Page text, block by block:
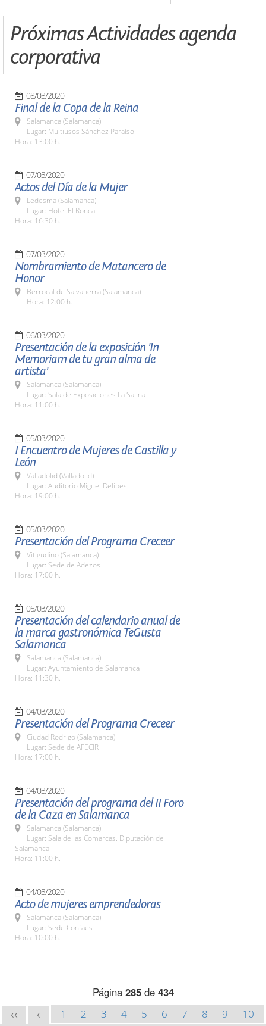
Próximas Actividades agenda
corporativa
08/03/2020
Final de la Copa de la Reina
Salamanca (Salamanca)
Lugar: Multiusos Sánchez Paraíso
Hora: 13:00 h.
07/03/2020
Actos del Día de la Mujer
Ledesma (Salamanca)
Lugar: Hotel El Roncal
Hora: 16:30 h.
07/03/2020
Nombramiento de Matancero de
Honor
Berrocal de Salvatierra (Salamanca)
Hora: 12:00 h.
06/03/2020
Presentación de la exposición 'In
Memoriam de tu gran alma de
artista'
Salamanca (Salamanca)
Lugar: Sala de Exposiciones La Salina
Hora: 11:00 h.
05/03/2020
I Encuentro de Mujeres de Castilla y
León
Valladolid (Valladolid)
Lugar: Auditorio Miguel Delibes
Hora: 19:00 h.
05/03/2020
Presentación del Programa Creceer
Vitigudino (Salamanca)
Lugar: Sede de Adezos
Hora: 17:00 h.
05/03/2020
Presentación del calendario anual de
la marca gastronómica TeGusta
Salamanca
Salamanca (Salamanca)
Lugar: Ayuntamiento de Salamanca
Hora: 11:30 h.
04/03/2020
Presentación del Programa Creceer
Ciudad Rodrigo (Salamanca)
Lugar: Sede de AFECIR
Hora: 17:00 h.
04/03/2020
Presentación del programa del II Foro
de la Caza en Salamanca
Salamanca (Salamanca)
Lugar: Sala de las Comarcas. Diputación de
Salamanca
Hora: 11:00 h.
04/03/2020
Acto de mujeres emprendedoras
Salamanca (Salamanca)
Lugar: Sede Confaes
Hora: 10:00 h.
Página 285de 434
<< < 1 2 3 4 5 6 7 8 9
10